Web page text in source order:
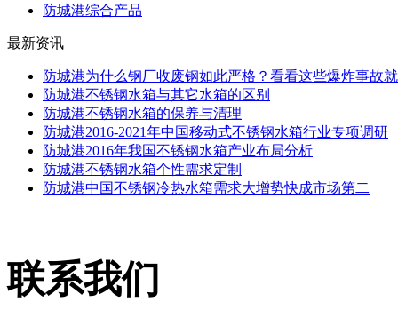
防城港综合产品
最新资讯
防城港为什么钢厂收废钢如此严格？看看这些爆炸事故
防城港不锈钢水箱与其它水箱的区别
防城港不锈钢水箱的保养与清理
防城港2016-2021年中国移动式不锈钢水箱行业专项调研
防城港2016年我国不锈钢水箱产业布局分析
防城港不锈钢水箱个性需求定制
防城港中国不锈钢冷热水箱需求大增势快成市场第二
联系我们